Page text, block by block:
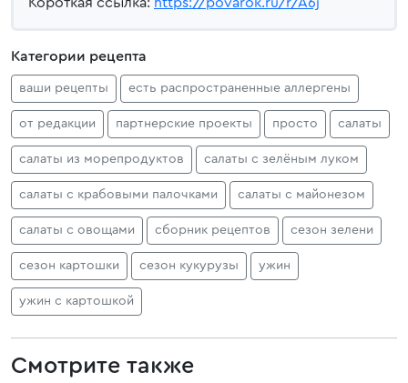
Категории рецепта
ваши рецепты есть распространенные аллергены
от редакции партнерские проекты просто салаты
салаты из морепродуктов салаты с зелёным луком
салаты с крабовыми палочками салаты с майонезом
салаты с овощами сборник рецептов сезон зелени
сезон картошки сезон кукурузы ужин
ужин с картошкой
Смотрите также